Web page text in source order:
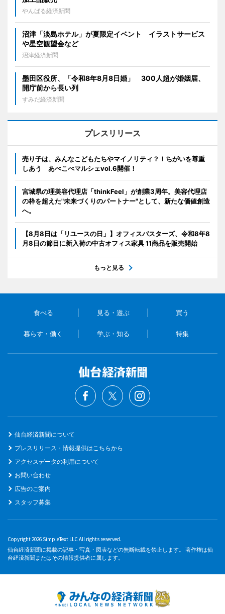
やんばる経済新聞
沼津「淡島ホテル」が夏限定イベント イラストサービス
や星空観望会など
沼津経済新聞
墨田区役所、「令和8年8月8日婚」 300人超が婚姻届、
開庁前から長い列
すみだ経済新聞
プレスリリース
売り子は、みんなこどもたちやマイノリティ？！ちがいを尊重
しあう あべこべマルシェvol.6開催！
宮城県の理美容代理店「thinkFeel」が創業3周年。美容代理店
の枠を超えた"未来づくりのパートナー"として、新たな価値創造
へ。
【8月8日は「リユースの日」】オフィスバスターズ、令和8年8
月8日の節目に新入荷の中古オフィス家具 11商品を販売開始
もっと見る
食べる 見る・遊ぶ 買う
暮らす・働く 学ぶ・知る 特集
仙台経済新聞について
プレスリリース・情報提供はこちらから
アクセスデータの利用について
お問い合わせ
広告のご案内
スタッフ募集
Copyright 2026 SimpleText LLC All rights reserved.
仙台経済新聞に掲載の記事・写真・図表などの無断転載を禁止します。 著作権は仙
台経済新聞またはその情報提供者に属します。